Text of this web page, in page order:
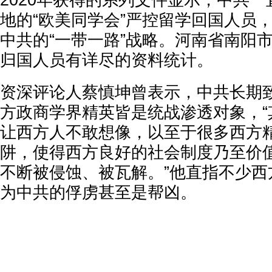
地的“欧美同学会”严控留学回国人员
中共的“一带一路”战略。河南省南阳
归国人员有详尽的资料统计。
资深评论人蔡慎坤曾表示，中共长期
方政商学界精英皆是统战渗透对象，
让西方人不敢想像，以至于很多西方
阱，使得西方良好的社会制度乃至价
不断被侵蚀、被瓦解。”他直指不少
为中共的俘虏甚至是帮凶。